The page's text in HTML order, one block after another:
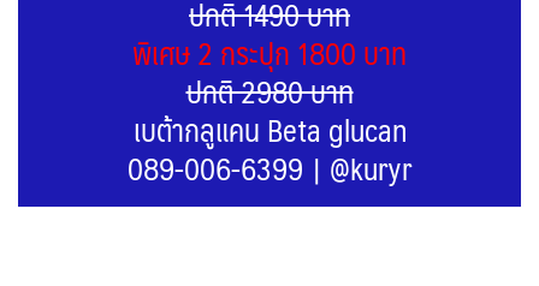
ปกติ 1490 บาท
พิเศษ 2 กระปุก 1800 บาท
ปกติ 2980 บาท
เบต้ากลูแคน Beta glucan
089-006-6399 | @kuryr